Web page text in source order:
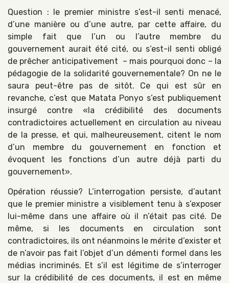
Question : le premier ministre s’est-il senti menacé,
d’une manière ou d’une autre, par cette affaire, du
simple fait que l’un ou l’autre membre du
gouvernement aurait été cité, ou s’est-il senti obligé
de prêcher anticipativement – mais pourquoi donc – la
pédagogie de la solidarité gouvernementale? On ne le
saura peut-être pas de sitôt. Ce qui est sûr en
revanche, c’est que Matata Ponyo s’est publiquement
insurgé contre «la crédibilité des documents
contradictoires actuellement en circulation au niveau
de la presse, et qui, malheureusement, citent le nom
d’un membre du gouvernement en fonction et
évoquent les fonctions d’un autre déjà parti du
gouvernement».
Opération réussie? L’interrogation persiste, d’autant
que le premier ministre a visiblement tenu à s’exposer
lui-même dans une affaire où il n’était pas cité. De
même, si les documents en circulation sont
contradictoires, ils ont néanmoins le mérite d’exister et
de n’avoir pas fait l’objet d’un démenti formel dans les
médias incriminés. Et s’il est légitime de s’interroger
sur la crédibilité de ces documents, il est en même